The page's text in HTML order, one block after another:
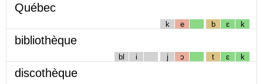
Québec
k e b ɛ k
bibliothèque
bl i j ɔ t ɛ k
discothèque